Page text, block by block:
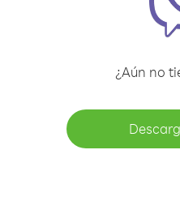
¿Aún no